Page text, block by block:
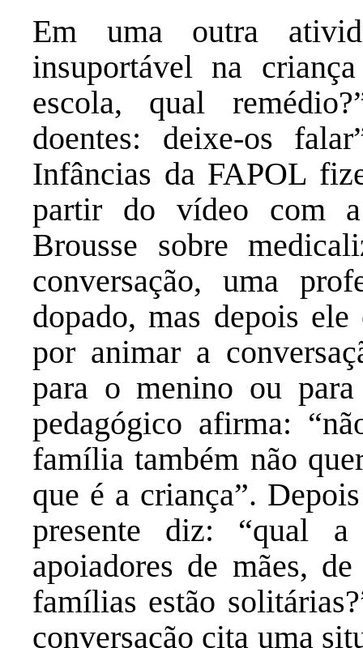
Em uma outra
insuportável na
escola, qual
doentes: deixe-os
Infâncias da FAPOL
partir do vídeo com a
Brousse sobre
conversação, uma
dopado, mas depois
por animar a
para o menino ou
pedagógico afirma:
família também não
que é a criança”.
presente diz: “qual a
apoiadores de mães,
famílias estão
conversação cita uma